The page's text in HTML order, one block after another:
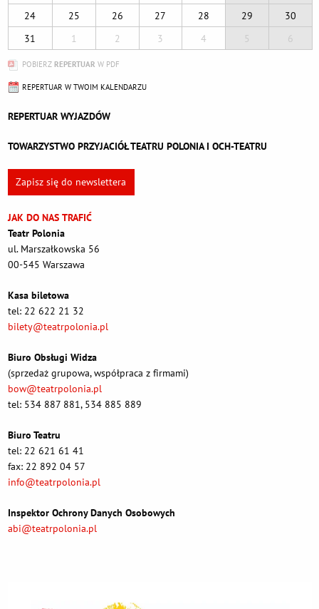
24
25 26 27 28 29
30
31
1 2 3 4 5 6
POBIERZ REPERTUAR W PDF
REPERTUAR W TWOIM KALENDARZU
REPERTUAR WYJAZDÓW
TOWARZYSTWO PRZYJACIÓŁ TEATRU POLONIA I OCH-TEATRU
Zapisz się do newslettera
JAK DO NAS TRAFIĆ
Teatr Polonia
ul. Marszałkowska 56
00-545 Warszawa
Kasa biletowa
tel: 22 622 21 32
bilety@teatrpolonia.pl
Biuro Obsługi Widza
(sprzedaż grupowa, współpraca z firmami)
bow@teatrpolonia.pl
tel: 534 887 881, 534 885 889
Biuro Teatru
tel: 22 621 61 41
fax: 22 892 04 57
info@teatrpolonia.pl
Inspektor Ochrony Danych Osobowych
abi@teatrpolonia.pl